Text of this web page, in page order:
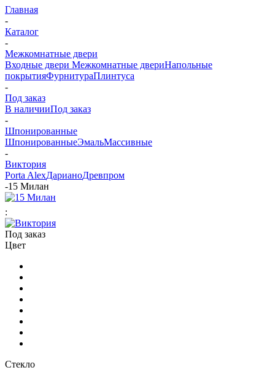
Главная
-
Каталог
-
Межкомнатные двери
Входные двери Межкомнатные двериНапольные
покрытияФурнитураПлинтуса
-
Под заказ
В наличииПод заказ
-
Шпонированные
ШпонированныеЭмальМассивные
-
Виктория
Porta AlexДарианоДревпром
-15 Милан
:
Под заказ
Цвет
Стекло